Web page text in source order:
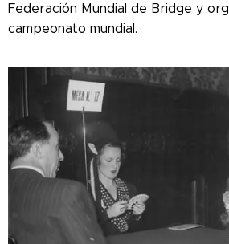
Federación Mundial de Bridge y
campeonato mundial.